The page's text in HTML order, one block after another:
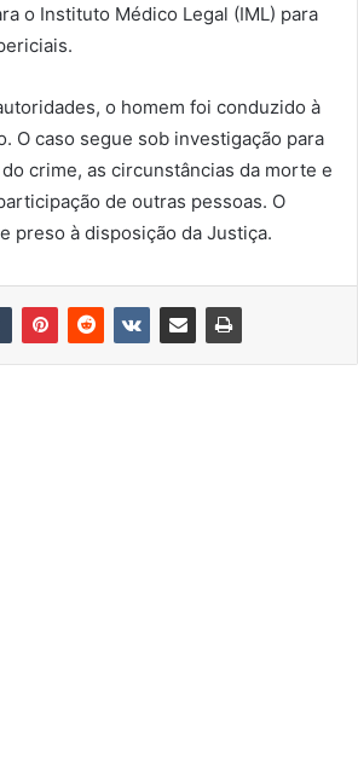
o Instituto Médico Legal (IML) para
o homem foi conduzido à
O caso segue sob investigação para
crime, as circunstâncias da morte e
de outras pessoas. O
preso à disposição da Justiça.